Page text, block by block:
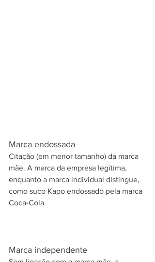
Marca endossada
Citação (em menor tamanho) da marca
mãe. A marca da empresa legítima,
enquanto a marca individual distingue,
como suco Kapo endossado pela marca
Coca-Cola.
Marca independente